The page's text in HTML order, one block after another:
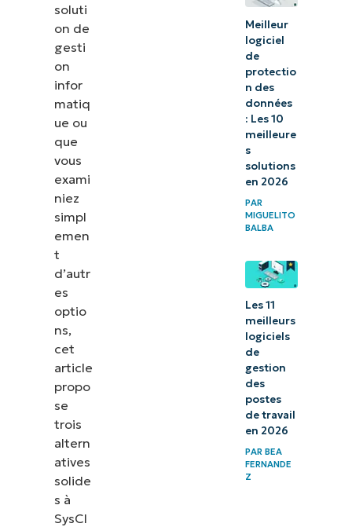
soluti
on de
gesti
on
infor
matiq
ue ou
que
vous
exami
niez
simpl
emen
t
d’autr
es
optio
ns,
cet
article
propo
se
trois
altern
atives
solide
s à
SysCl
Meilleur
logiciel
de
protectio
n des
données
: Les 10
meilleure
s
solutions
en 2026
PAR
MIGUELITO
BALBA
Les 11
meilleurs
logiciels
de
gestion
des
postes
de travail
en 2026
PAR BEA
FERNANDE
Z